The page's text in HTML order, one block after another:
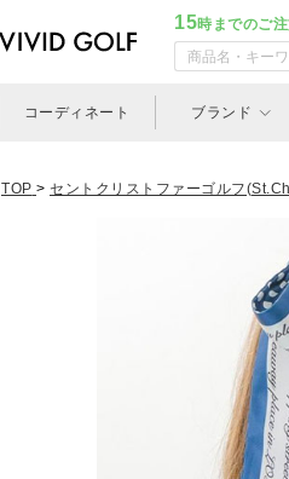
15時までのご
コーディネート ブランド
TOP > セントクリストファーゴルフ